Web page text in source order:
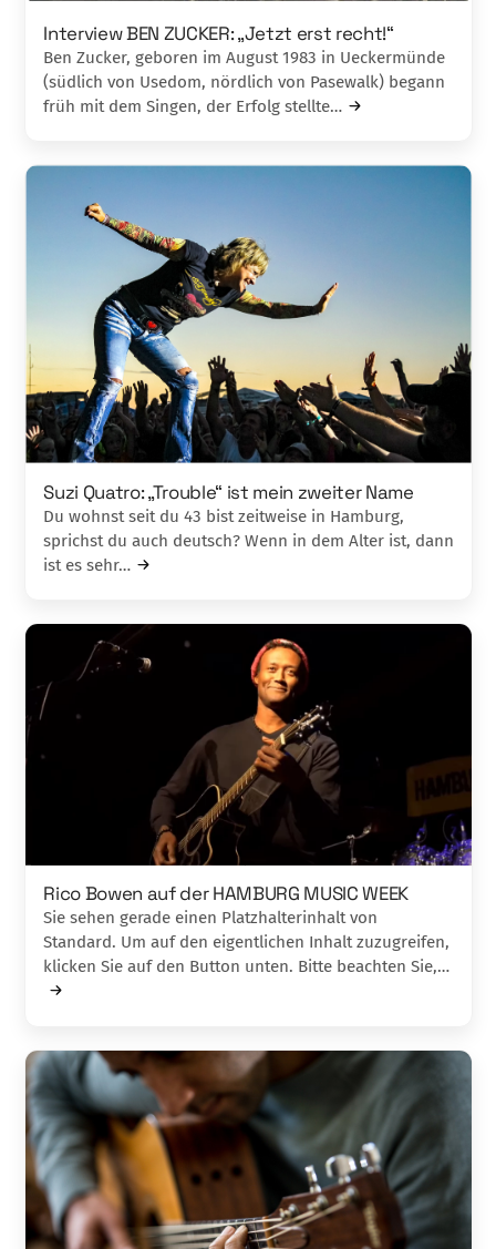
Interview BEN ZUCKER: „Jetzt erst recht!“
Ben Zucker, geboren im August 1983 in Ueckermünde
(südlich von Usedom, nördlich von Pasewalk) begann
früh mit dem Singen, der Erfolg stellte…
Suzi Quatro: „Trouble“ ist mein zweiter Name
Du wohnst seit du 43 bist zeitweise in Hamburg,
sprichst du auch deutsch? Wenn in dem Alter ist, dann
ist es sehr…
Rico Bowen auf der HAMBURG MUSIC WEEK
Sie sehen gerade einen Platzhalterinhalt von
Standard. Um auf den eigentlichen Inhalt zuzugreifen,
klicken Sie auf den Button unten. Bitte beachten Sie,…